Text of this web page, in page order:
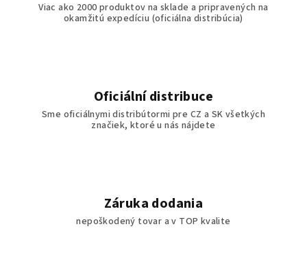
Viac ako 2000 produktov na sklade a pripravených na
okamžitú expedíciu (oficiálna distribúcia)
Oficiální distribuce
Sme oficiálnymi distribútormi pre CZ a SK všetkých
značiek, ktoré u nás nájdete
Záruka dodania
nepoškodený tovar a v TOP kvalite